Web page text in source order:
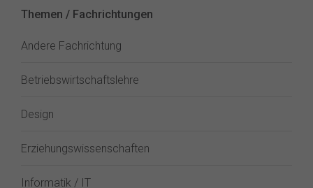
Themen / Fachrichtungen
Andere Fachrichtung
Betriebswirtschaftslehre
Design
Erziehungswissenschaften
Informatik / IT